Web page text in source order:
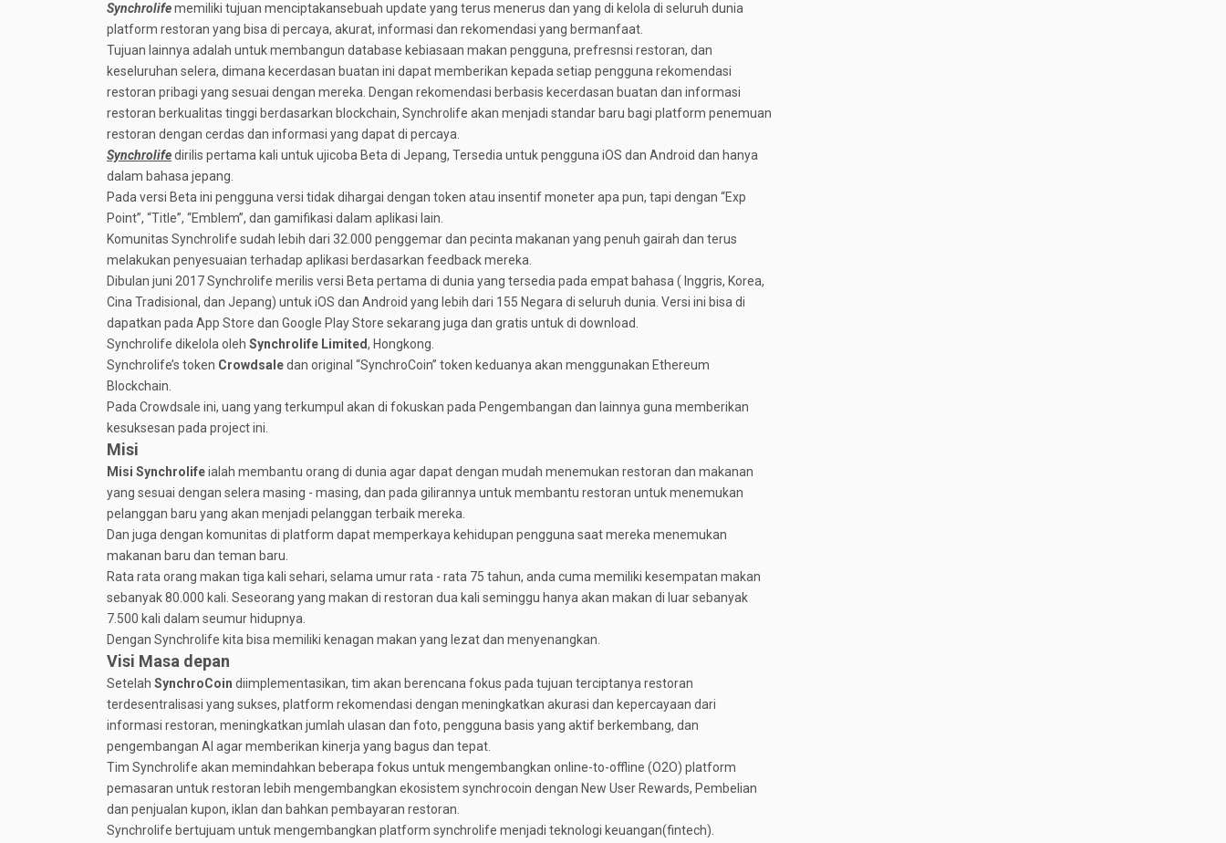
Synchrolifememiliki tujuan menciptakansebuah update yang terus menerus dan yang di kelola di seluruh dunia
platform restoran yang bisa di percaya, akurat, informasi dan rekomendasi yang bermanfaat.
Tujuan lainnya adalah untuk membangun database kebiasaan makan pengguna, prefresnsi restoran, dan
keseluruhan selera, dimana kecerdasan buatan ini dapat memberikan kepada setiap pengguna rekomendasi
restoran pribagi yang sesuai dengan mereka. Dengan rekomendasi berbasis kecerdasan buatan dan informasi
restoran berkualitas tinggi berdasarkan blockchain, Synchrolife akan menjadi standar baru bagi platform penemuan
restoran dengan cerdas dan informasi yang dapat di percaya.
Synchrolifedirilis pertama kali untuk ujicoba Beta di Jepang, Tersedia untuk pengguna iOS dan Android dan hanya
dalam bahasa jepang.
Pada versi Beta ini pengguna versi tidak dihargai dengan token atau insentif moneter apa pun, tapi dengan “Exp
Point”, “Title”, “Emblem”, dan gamifikasi dalam aplikasi lain.
Komunitas Synchrolife sudah lebih dari 32.000 penggemar dan pecinta makanan yang penuh gairah dan terus
melakukan penyesuaian terhadap aplikasi berdasarkan feedback mereka.
Dibulan juni 2017 Synchrolife merilis versi Beta pertama di dunia yang tersedia pada empat bahasa ( Inggris, Korea,
Cina Tradisional, dan Jepang) untuk iOS dan Android yang lebih dari 155 Negara di seluruh dunia. Versi ini bisa di
dapatkan pada App Store dan Google Play Store sekarang juga dan gratis untuk di download.
Synchrolife dikelola oleh Synchrolife Limited, Hongkong.
Synchrolife’s token Crowdsaledan original “SynchroCoin” token keduanya akan menggunakan Ethereum
Blockchain.
Pada Crowdsale ini, uang yang terkumpul akan di fokuskan pada Pengembangan dan lainnya guna memberikan
kesuksesan pada project ini.
Misi
Misi Synchrolifeialah membantu orang di dunia agar dapat dengan mudah menemukan restoran dan makanan
yang sesuai dengan selera masing - masing, dan pada gilirannya untuk membantu restoran untuk menemukan
pelanggan baru yang akan menjadi pelanggan terbaik mereka.
Dan juga dengan komunitas di platform dapat memperkaya kehidupan pengguna saat mereka menemukan
makanan baru dan teman baru.
Rata rata orang makan tiga kali sehari, selama umur rata - rata 75 tahun, anda cuma memiliki kesempatan makan
sebanyak 80.000 kali. Seseorang yang makan di restoran dua kali seminggu hanya akan makan di luar sebanyak
7.500 kali dalam seumur hidupnya.
Dengan Synchrolife kita bisa memiliki kenagan makan yang lezat dan menyenangkan.
Visi Masa depan
Setelah SynchroCoin diimplementasikan, tim akan berencana fokus pada tujuan terciptanya restoran
terdesentralisasi yang sukses, platform rekomendasi dengan meningkatkan akurasi dan kepercayaan dari
informasi restoran, meningkatkan jumlah ulasan dan foto, pengguna basis yang aktif berkembang, dan
pengembangan AI agar memberikan kinerja yang bagus dan tepat.
Tim Synchrolife akan memindahkan beberapa fokus untuk mengembangkan online-to-offline (O2O) platform
pemasaran untuk restoran lebih mengembangkan ekosistem synchrocoin dengan New User Rewards, Pembelian
dan penjualan kupon, iklan dan bahkan pembayaran restoran.
Synchrolife bertujuam untuk mengembangkan platform synchrolife menjadi teknologi keuangan(fintech).